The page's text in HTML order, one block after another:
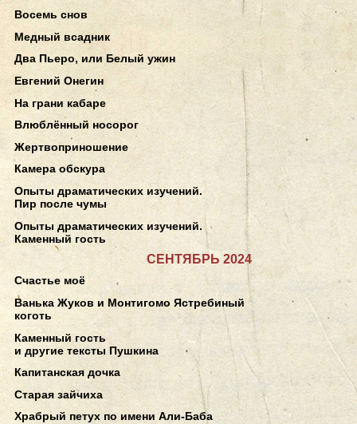
Восемь снов
Медный всадник
Два Пьеро, или Белый ужин
Евгений Онегин
На грани кабаре
Влюблённый носорог
Жертвоприношение
Камера обскура
Опыты драматических изучений.
Пир после чумы
Опыты драматических изучений.
Каменный гость
СЕНТЯБРЬ 2024
Счастье моё
Ванька Жуков и Монтигомо Ястребиный
коготь
Каменный гость
и другие тексты Пушкина
Капитанская дочка
Старая зайчиха
Храбрый петух по имени Али-Баба